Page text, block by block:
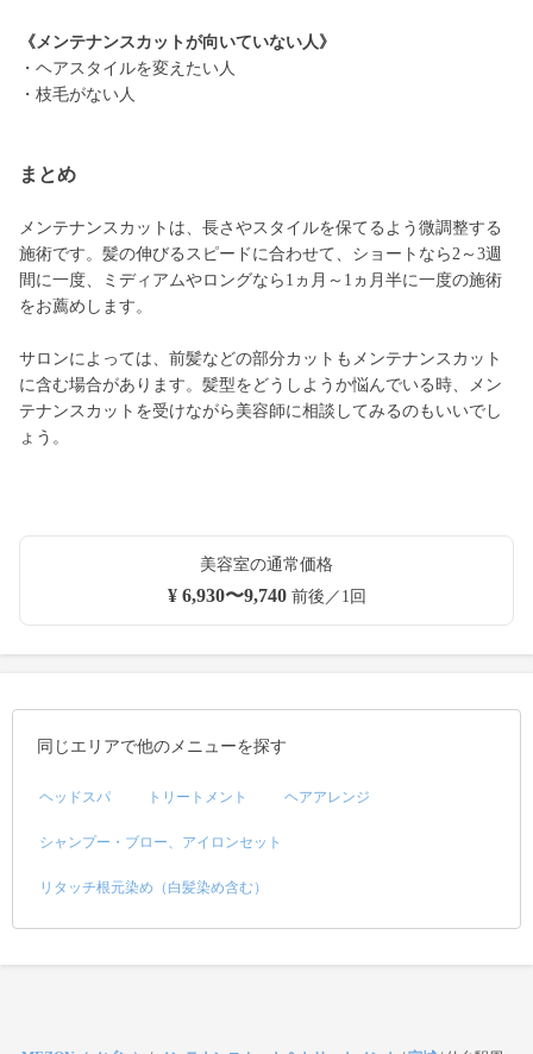
《メンテナンスカットが向いていない人》
・ヘアスタイルを変えたい人
・枝毛がない人
まとめ
メンテナンスカットは、長さやスタイルを保てるよう微調整する
施術です。髪の伸びるスピードに合わせて、ショートなら2～3週
間に一度、ミディアムやロングなら1ヵ月～1ヵ月半に一度の施術
をお薦めします。
サロンによっては、前髪などの部分カットもメンテナンスカット
に含む場合があります。髪型をどうしようか悩んでいる時、メン
テナンスカットを受けながら美容師に相談してみるのもいいでし
ょう。
美容室の通常価格
¥ 6,930〜9,740前後／1回
同じエリアで他のメニューを探す
ヘッドスパ トリートメント ヘアアレンジ
シャンプー・ブロー、アイロンセット
リタッチ根元染め（白髪染め含む）